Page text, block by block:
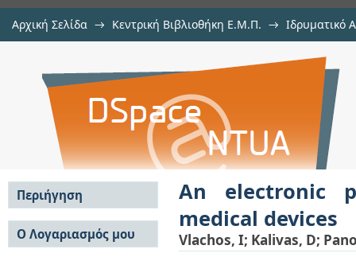
Αρχική Σελίδα → Κεντρική Βιβλιοθήκη Ε.Μ.Π. → Ιδρυματικό
An electronic post market
An electronic
medical devices
Vlachos, I; Kalivas, D;
Περιήγηση
Σε όλο το DSpace
Κοινότητες & Συλλογές
Ο Λογαριασμός μου